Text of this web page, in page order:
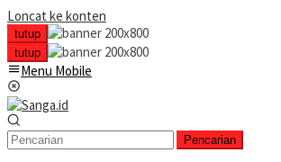
Loncat ke konten
tutup
tutup
Menu Mobile
Pencarian